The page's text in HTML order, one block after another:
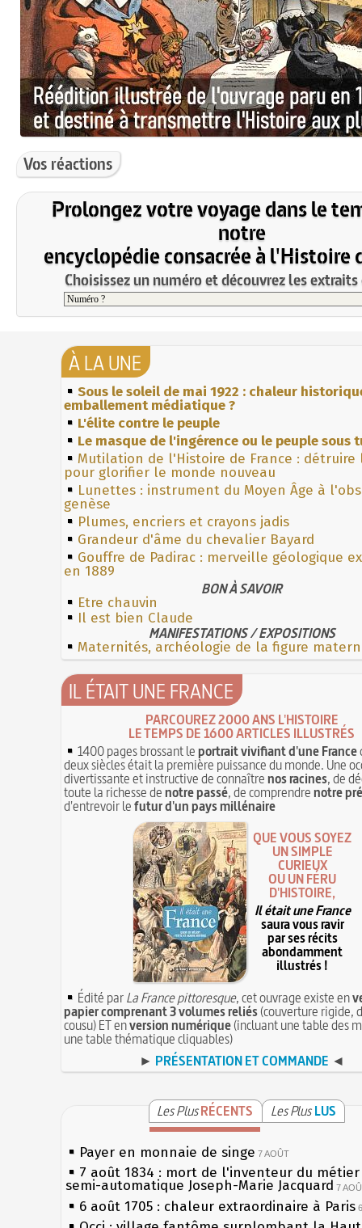
Vos réactions
Prolongez votre voyage dans le
notre
encyclopédie consacrée à l'Histoire
Choisissez un numéro et découvrez les
À LA UNE
Sous le soleil de mai 1922 : chaleur
emballement médiatique ?
L'élite contre le peuple
Le masque de l'ingérence ou le peuple sous
Mutilation de l'Histoire de France : détruire
pour glorifier le monde nouveau
Lunettes : instrument du Moyen Âge à
genèse
Plumes, encriers et crayons jadis
Grandeur d'âme du chevalier Bayard
Gouffre de Padirac : merveille géologique
en 1889
BON À SAVOIR
Etre chauvin
Il est bien Claude
MANIFESTATIONS / EXPOSITIONS
Maternités, archéologie de la figure
IL ÉTAIT UNE FRANCE
PARCOUREZ 2000 ANS L'HISTOIRE
LE TEMPS DE 1600 ARTICLES ILLUSTRÉS
1400 pages brossant leportrait vivifiant d'une France
deux siècles était la première puissance du monde. Une
divertissante et instructive de connaîtrenos racines, de
toute la richesse denotre passé, de comprendrenotre
d'entrevoir lefutur d'un pays millénaire
QUE VOUS SOYEZ
UN SIMPLE
CURIEUX
OU UN FÉRU
D'HISTOIRE,
Il était une France
saura vous ravir
par ses récits
abondamment
illustrés !
Édité parLa France pittoresque, cet ouvrage existe en
papier comprenant 3 volumes reliés(couverture rigide,
cousu) ET enversion numérique(incluant une table des
une table thématique cliquables)
► PRÉSENTATION ET COMMANDE ◄
Les PlusRÉCENTS Les Plus LUS
Payer en monnaie de singe 7 AOÛT
7 août 1834 : mort de l'inventeur du
semi-automatique Joseph-Marie Jacquard 7
6 août 1705 : chaleur extraordinaire à Paris